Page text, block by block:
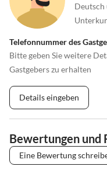
Deutsch
Telefonnummer des
Bitte geben Sie weitere
Gastgebers zu erhalten
Details eingeben
Bewertungen und
Eine Bewertung